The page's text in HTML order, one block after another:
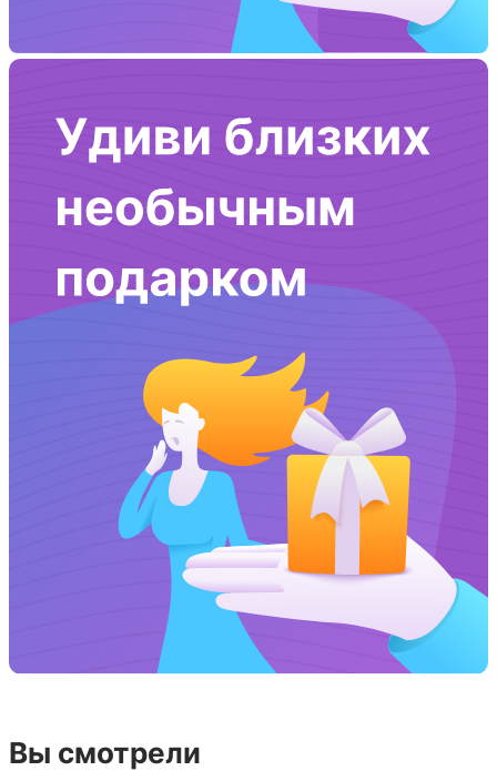
Вы смотрели